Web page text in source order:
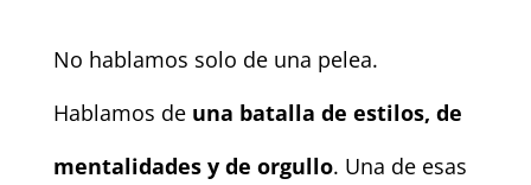
No hablamos solo de una pelea.
Hablamos de una batalla de estilos, de
mentalidades y de orgullo. Una de esas